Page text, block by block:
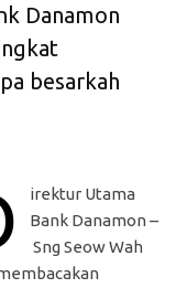
Danamon
besarkah
irektur Utama
Bank Danamon –
Sng Seow Wah